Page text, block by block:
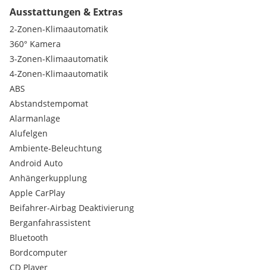
Haltegriffe Innenhimmel Leder
Innenausstattung: Zierteile Carbon (AMG)
Lenkrad - AMG Lenkradtasten
LM-Felgen 10x22 (AMG, Kreuzspeichen, mattschwarz)
Metallic-Lackierung
Motorraumabdeckung Carbon
Multibeam LED
Multikontursitz-Paket Aktiv
Night-Paket
Night-Paket II
Park-Paket mit 360° Kamera
Schiebedach elektrisch
Sender für Garagentoröffner (integriert)
Sitzbezug / Polsterung: MANUFAKTUR Leder Nappa mit
Kontrastnaht
Surround-System Burmester
TV-Tuner, analog und digital
Vorrüstung Entertainment-System im Fond
Zusatzheizung (Standheizung)
Ablage-Paket
Ausstattungen & Extras
2-Zonen-Klimaautomatik
360° Kamera
3-Zonen-Klimaautomatik
4-Zonen-Klimaautomatik
ABS
Abstandstempomat
Alarmanlage
Alufelgen
Ambiente-Beleuchtung
Android Auto
Anhängerkupplung
Apple CarPlay
Beifahrer-Airbag Deaktivierung
Berganfahrassistent
Bluetooth
Bordcomputer
CD Player